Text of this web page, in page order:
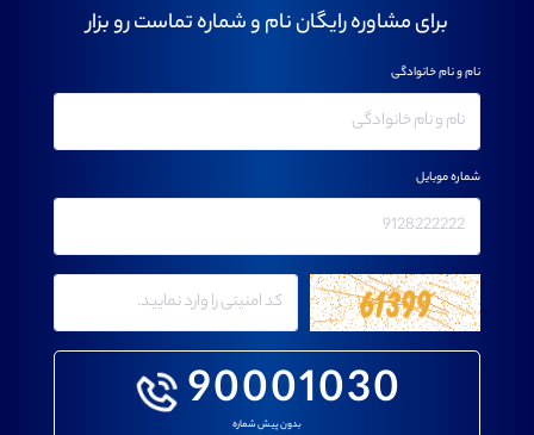
برای مشاوره رایگان نام و شماره تماست رو بزار
90001030
بدون پیش شماره
نام و نام خانوادگی
شماره موبایل